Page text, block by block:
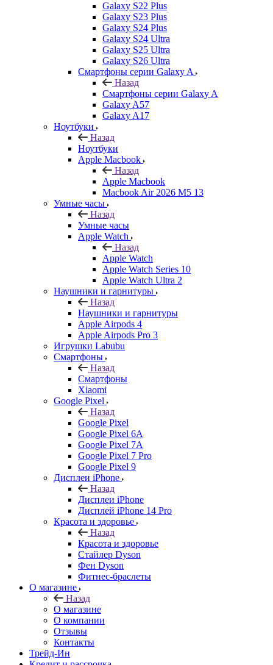
Galaxy S22 Plus
Galaxy S23 Plus
Galaxy S24 Plus
Galaxy S24 Ultra
Galaxy S25 Ultra
Galaxy S26 Ultra
Смартфоны серии Galaxy A
Назад
Смартфоны серии Galaxy A
Galaxy A57
Galaxy A17
Ноутбуки
Назад
Ноутбуки
Apple Macbook
Назад
Apple Macbook
Macbook Air 2026 M5 13
Умные часы
Назад
Умные часы
Apple Watch
Назад
Apple Watch
Apple Watch Series 10
Apple Watch Ultra 2
Наушники и гарнитуры
Назад
Наушники и гарнитуры
Apple Airpods 4
Apple Airpods Pro 3
Игрушки Labubu
Смартфоны
Назад
Смартфоны
Xiaomi
Google Pixel
Назад
Google Pixel
Google Pixel 6A
Google Pixel 7А
Google Pixel 7 Pro
Google Pixel 9
Дисплеи iPhone
Назад
Дисплеи iPhone
Дисплей iPhone 14 Pro
Красота и здоровье
Назад
Красота и здоровье
Стайлер Dyson
Фен Dyson
Фитнес-браслеты
О магазине
Назад
О магазине
О компании
Отзывы
Контакты
Трейд-Ин